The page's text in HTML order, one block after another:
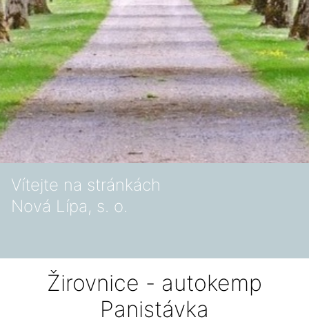
Vítejte na stránkách
Nová Lípa, s. o.
Žirovnice - autokemp
Panistávka